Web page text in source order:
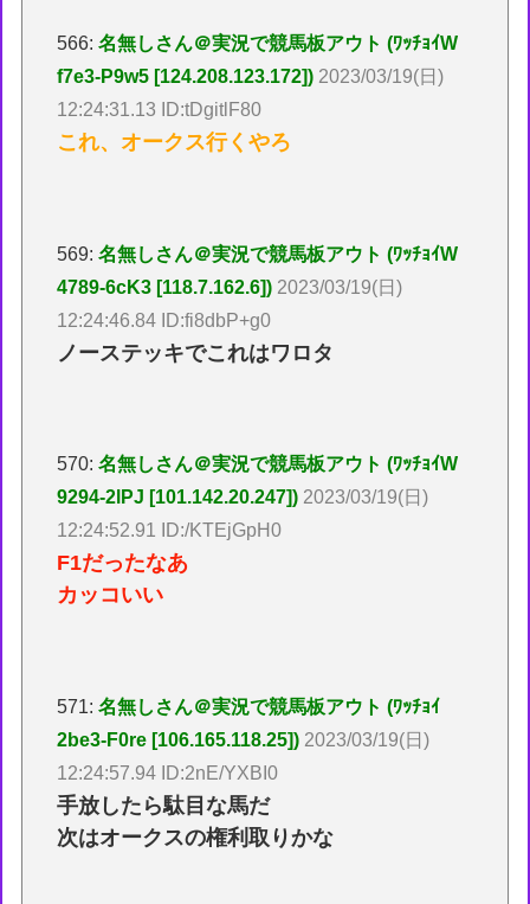
566:名無しさん＠実況で競馬板アウト (ﾜｯﾁｮｲW
f7e3-P9w5 [124.208.123.172]) 2023/03/19(日)
12:24:31.13 ID:tDgitlF80
これ、オークス行くやろ
569:名無しさん＠実況で競馬板アウト (ﾜｯﾁｮｲW
4789-6cK3 [118.7.162.6]) 2023/03/19(日)
12:24:46.84 ID:fi8dbP+g0
ノーステッキでこれはワロタ
570:名無しさん＠実況で競馬板アウト (ﾜｯﾁｮｲW
9294-2lPJ [101.142.20.247]) 2023/03/19(日)
12:24:52.91 ID:/KTEjGpH0
F1だったなあ
カッコいい
571:名無しさん＠実況で競馬板アウト (ﾜｯﾁｮｲ
2be3-F0re [106.165.118.25]) 2023/03/19(日)
12:24:57.94 ID:2nE/YXBI0
手放したら駄目な馬だ
次はオークスの権利取りかな